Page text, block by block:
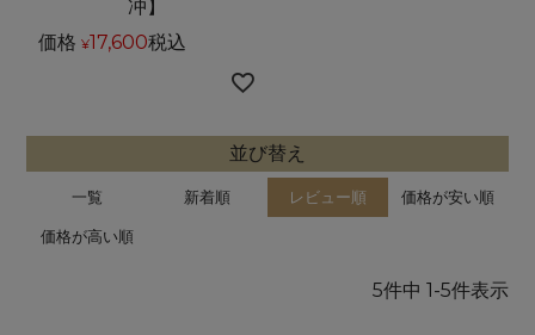
冲】
価格 ¥17,600税込
並び替え
一覧 新着順 レビュー順 価格が安い順
価格が高い順
5件中 1-5件表示